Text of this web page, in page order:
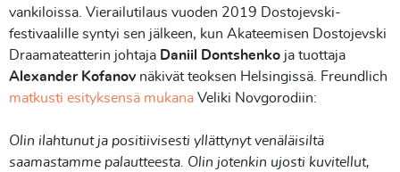
vankiloissa. Vierailutilaus vuoden 2019 Dostojevski-
festivaalille syntyi sen jälkeen, kun Akateemisen Dostojevski
Draamateatterin johtaja Daniil Dontshenko ja tuottaja
Alexander Kofanovnäkivät teoksen Helsingissä. Freundlich
matkusti esityksensä mukana Veliki Novgorodiin:
Olin ilahtunut ja positiivisesti yllättynyt venäläisiltä
saamastamme palautteesta. Olin jotenkin ujosti kuvitellut,